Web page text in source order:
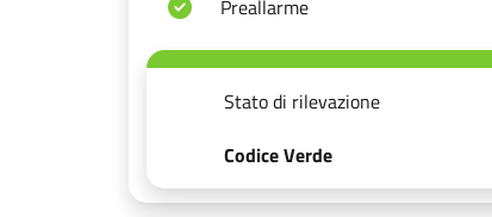
Preallarme
Stato di rilevazione
Codice Verde